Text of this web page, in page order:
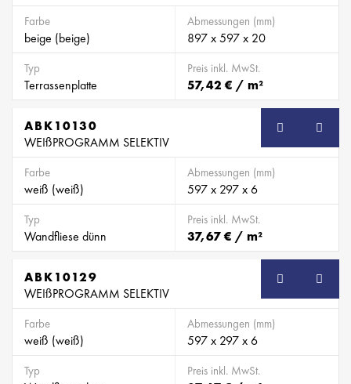
Farbe
beige (beige)
Abmessungen (mm)
897 x 597 x 20
Typ
Terrassenplatte
Preis inkl. MwSt.
57,42 € / m²
ABK10130
WEIßPROGRAMM SELEKTIV
Farbe
weiß (weiß)
Abmessungen (mm)
597 x 297 x 6
Typ
Wandfliese dünn
Preis inkl. MwSt.
37,67 € / m²
ABK10129
WEIßPROGRAMM SELEKTIV
Farbe
weiß (weiß)
Abmessungen (mm)
597 x 297 x 6
Typ Preis inkl. MwSt.